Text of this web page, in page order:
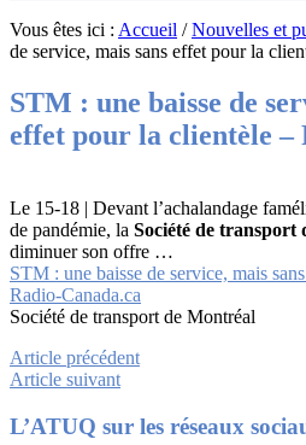
Vous êtes ici : Accueil /Nouvelles et
de service, mais sans effet pour la
STM : une baisse de
effet pour la clientèle –
Le 15-18 | Devant l’achalandage
de pandémie, la Société de transport
diminuer son offre …
STM : une baisse de service, mais
Radio-Canada.ca
Société de transport de Montréal
Article précédent
Article suivant
Footer
L’ATUQ sur les réseaux